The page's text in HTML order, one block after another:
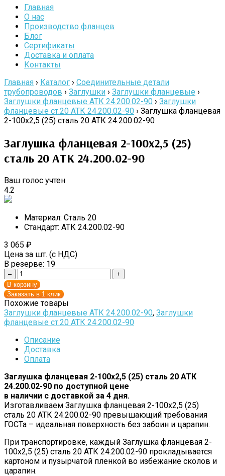
Главная
О нас
Производство фланцев
Блог
Сертификаты
Доставка и оплата
Контакты
Главная › Каталог › Соединительные детали
трубопроводов › Заглушки › Заглушки фланцевые ›
Заглушки фланцевые АТК 24.200.02-90 › Заглушки
фланцевые ст.20 АТК 24.200.02-90 › Заглушка фланцевая
2-100х2,5 (25) сталь 20 АТК 24.200.02-90
Заглушка фланцевая 2-100х2,5 (25)
сталь 20 АТК 24.200.02-90
Ваш голос учтен
4.2
Материал: Сталь 20
Стандарт: АТК 24.200.02-90
3 065 ₽
Цена за шт. (с НДС)
В резерве: 19
–
+
В корзину
Заказать в 1 клик
Похожие товары
Заглушки фланцевые АТК 24.200.02-90, Заглушки
фланцевые ст.20 АТК 24.200.02-90
Описание
Доставка
Оплата
Заглушка фланцевая 2-100х2,5 (25) сталь 20 АТК
24.200.02-90 по доступной цене
в наличии с доставкой за 4 дня.
Изготавливаем Заглушка фланцевая 2-100х2,5 (25)
сталь 20 АТК 24.200.02-90 превышающий требования
ГОСТа – идеальная поверхность без забоин и царапин.
При транспортировке, каждый Заглушка фланцевая 2-
100х2,5 (25) сталь 20 АТК 24.200.02-90 прокладывается
картоном и пузырчатой пленкой во избежание сколов и
царапин.